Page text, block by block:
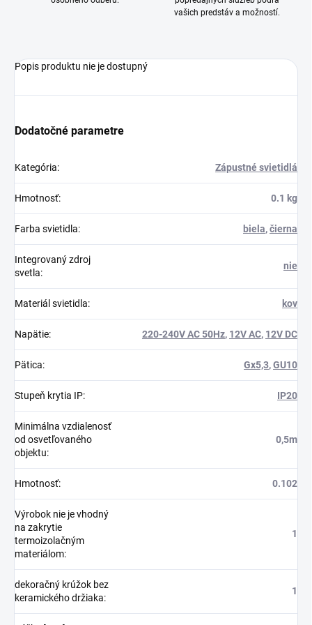
vašich predstáv a možností.
Popis produktu nie je dostupný
Dodatočné parametre
Kategória: Zápustné svietidlá
Hmotnosť: 0.1 kg
Farba svietidla: biela,čierna
Integrovaný zdroj
svetla:
nie
Materiál svietidla: kov
Napätie: 220-240V AC 50Hz, 12V AC, 12V DC
Pätica: Gx5,3,GU10
Stupeň krytia IP: IP20
Minimálna vzdialenosť
od osvetľovaného
objektu:
0,5m
Hmotnosť: 0.102
Výrobok nie je vhodný
na zakrytie
termoizolačným
materiálom:
1
dekoračný krúžok bez
keramického držiaka:
1